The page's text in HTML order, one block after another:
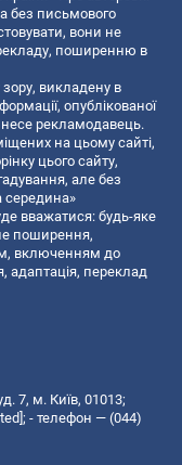
без письмового
вони не
поширенню в
зору, викладену в
опублікованої
несе рекламодавець.
на цьому сайті,
цього сайту,
але без
середина»
вважатися: будь-яке
поширення,
включенням до
адаптація, переклад
7, м. Київ, 01013;
; - телефон — (044)